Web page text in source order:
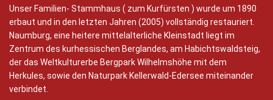
Unser Familien- Stammhaus ( zum Kurfürsten ) wurde um 1890
erbaut und in den letzten Jahren (2005) vollständig restauriert.
Naumburg, eine heitere mittelalterliche Kleinstadt liegt im
Zentrum des kurhessischen Berglandes, am Habichtswaldsteig,
der das Weltkulturerbe Bergpark Wilhelmshöhe mit dem
Herkules, sowie den Naturpark Kellerwald-Edersee miteinander
verbindet.